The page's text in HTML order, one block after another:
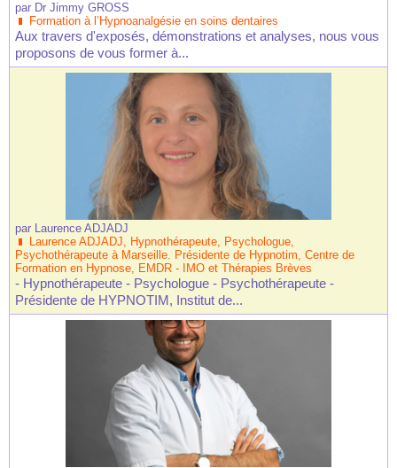
par Dr Jimmy GROSS
Formation à l’Hypnoanalgésie en soins dentaires
Aux travers d'exposés, démonstrations et analyses, nous vous
proposons de vous former à...
par Laurence ADJADJ
Laurence ADJADJ, Hypnothérapeute, Psychologue,
Psychothérapeute à Marseille. Présidente de Hypnotim, Centre de
Formation en Hypnose, EMDR - IMO et Thérapies Brèves
- Hypnothérapeute - Psychologue - Psychothérapeute -
Présidente de HYPNOTIM, Institut de...